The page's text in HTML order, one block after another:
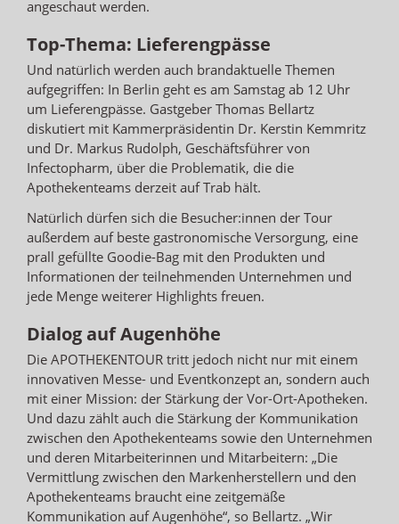
angeschaut werden.
Top-Thema: Lieferengpässe
Und natürlich werden auch brandaktuelle Themen
aufgegriffen: In Berlin geht es am Samstag ab 12 Uhr
um Lieferengpässe. Gastgeber Thomas Bellartz
diskutiert mit Kammerpräsidentin Dr. Kerstin Kemmritz
und Dr. Markus Rudolph, Geschäftsführer von
Infectopharm, über die Problematik, die die
Apothekenteams derzeit auf Trab hält.
Natürlich dürfen sich die Besucher:innen der Tour
außerdem auf beste gastronomische Versorgung, eine
prall gefüllte Goodie-Bag mit den Produkten und
Informationen der teilnehmenden Unternehmen und
jede Menge weiterer Highlights freuen.
Dialog auf Augenhöhe
Die APOTHEKENTOUR tritt jedoch nicht nur mit einem
innovativen Messe- und Eventkonzept an, sondern auch
mit einer Mission: der Stärkung der Vor-Ort-Apotheken.
Und dazu zählt auch die Stärkung der Kommunikation
zwischen den Apothekenteams sowie den Unternehmen
und deren Mitarbeiterinnen und Mitarbeitern: „Die
Vermittlung zwischen den Markenherstellern und den
Apothekenteams braucht eine zeitgemäße
Kommunikation auf Augenhöhe“, so Bellartz. „Wir